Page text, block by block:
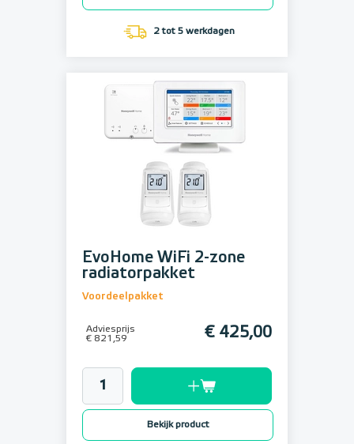
2 tot 5 werkdagen
EvoHome WiFi 2-zone
radiatorpakket
Voordeelpakket
Adviesprijs
€ 821,59
€ 425,00
Bekijk product